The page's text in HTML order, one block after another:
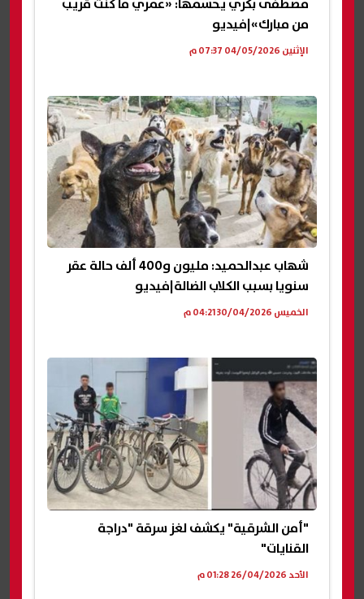
من مبارك»|فيديو
الإثنين 04/05/2026 07:37 م
شهاب عبدالحميد: مليون و400 ألف حالة عقر
سنويا بسبب الكلاب الضالة|فيديو
الخميس 30/04/2026 04:21 م
"أمن الشرقية" يكشف لغز سرقة "دراجة
القنايات"
الأحد 26/04/2026 01:28 م